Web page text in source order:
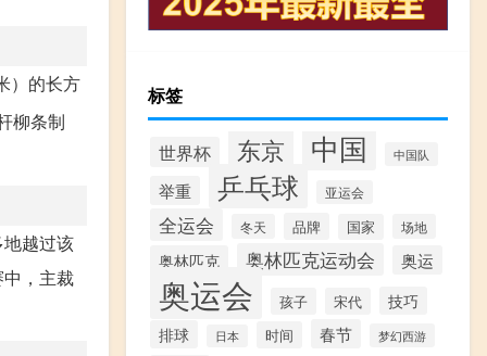
）的长方
柳条制
越过该
，主裁
标签
世界杯 东京 中国 中国队
举重 乒乓球 亚运会
全运会 冬天 品牌 国家 场地
奥林匹克 奥林匹克运动会 奥运
奥运会 孩子 宋代
技巧
排球
日本 时间 春节 梦幻西游